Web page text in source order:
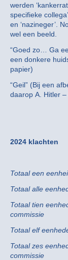
werden
specifieke
en ‘nazineger’.
wel een beeld.
“Goed zo… Ga
een donkere
papier)
“Geil” (Bij een
daarop A. Hitler –
2024 klachten
Totaal een
Totaal alle
Totaal tien
commissie
Totaal elf
Totaal zes
commissie